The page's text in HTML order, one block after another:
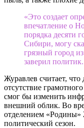
«Это создает
впечатление о
порядка десяти
Сибири, могу
грязный город
заверил политик.
Журавлев считает, что
отсутствие
смог бы изменить
внешний облик. Во
отделением «Родины»
политический сезон.